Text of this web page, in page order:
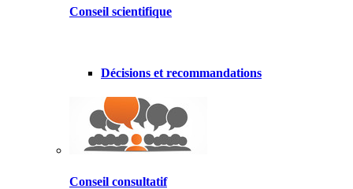
Conseil scientifique
Décisions et recommandations
Conseil consultatif